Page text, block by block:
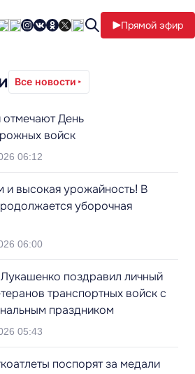
Прямой эфир
Все новости
отмечают День
войск
06:12
и высокая урожайность! В
уборочная
06:00
поздравил личный
транспортных войск с
праздником
05:43
поспорят за медали